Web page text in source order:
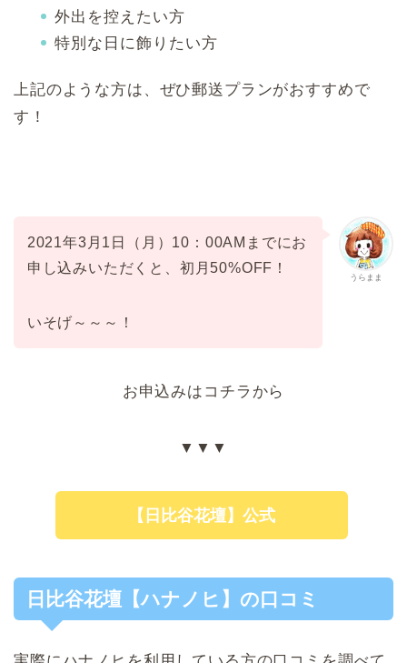
外出を控えたい方
特別な日に飾りたい方
上記のような方は、ぜひ郵送プランがおすすめで
す！
うらまま
2021年3月1日（月）10：00AMまでにお
申し込みいただくと、初月50%OFF！
いそげ～～～！
お申込みはコチラから
▼▼▼
【日比谷花壇】公式
日比谷花壇【ハナノヒ】の口コミ